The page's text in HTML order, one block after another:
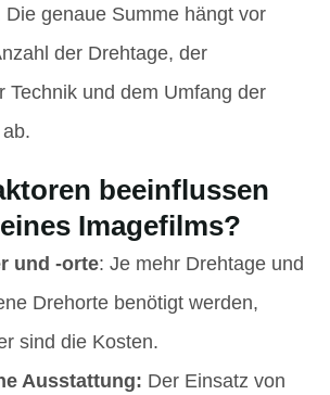
Die genaue Summe hängt vor
der Drehtage, der
Technik und dem Umfang der
beeinflussen
Imagefilms?
und -orte: Je mehr Drehtage und
Drehorte benötigt werden,
sind die Kosten.
Ausstattung: Der Einsatz von